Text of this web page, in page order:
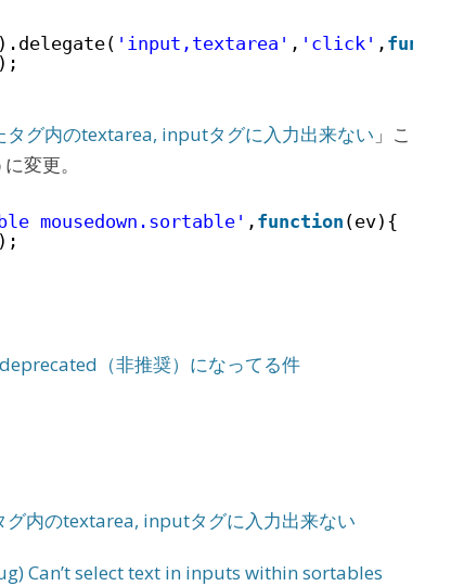
'input,textarea' , 'click' , function
タグ内のtextarea, inputタグに入力出来ない 」こ
変更。
mousedown.sortable' , function (ev){
（非推奨）になってる件
グ内のtextarea, inputタグに入力出来ない
Can’t select text in inputs within sortables